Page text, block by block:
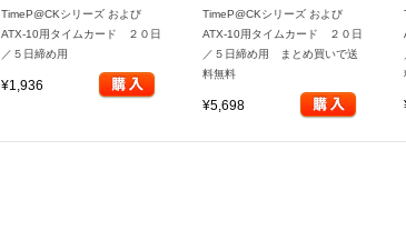
TimeP@CKシリーズ および
ATX-10用タイムカード ２０日
／５日締め用
¥1,936
TimeP@CKシリーズ および
ATX-10用タイムカード ２０日
／５日締め用 まとめ買いで送
料無料
¥5,698